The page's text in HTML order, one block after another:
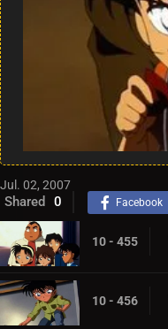
Jul. 02, 2007
Shared 0 Facebook
10 - 455
10 - 456